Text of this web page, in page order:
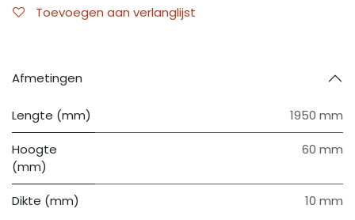
Toevoegen aan verlanglijst
Afmetingen
Lengte (mm) 1950 mm
Hoogte
(mm)
60 mm
Dikte (mm) 10 mm